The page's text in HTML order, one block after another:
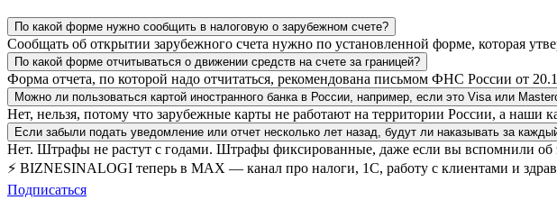
По какой форме нужно сообщить в налоговую о зарубежном счете?
Сообщать об открытии зарубежного счета нужно по установленной форме, которая
По какой форме отчитываться о движении средств на счете за границей?
Форма отчета, по которой надо отчитаться, рекомендована письмом ФНС России от
Можно ли пользоваться картой иностранного банка в России, например, если это Visa или
Нет, нельзя, потому что зарубежные карты не работают на территории России, а наши
Если забыли подать уведомление или отчет несколько лет назад, будут ли наказывать за
Нет. Штрафы не растут с годами. Штрафы фиксированные, даже если вы вспомнили об
⚡ BIZNESINALOGI теперь в MAX — канал про налоги, 1С, работу с клиентами и
Подписаться